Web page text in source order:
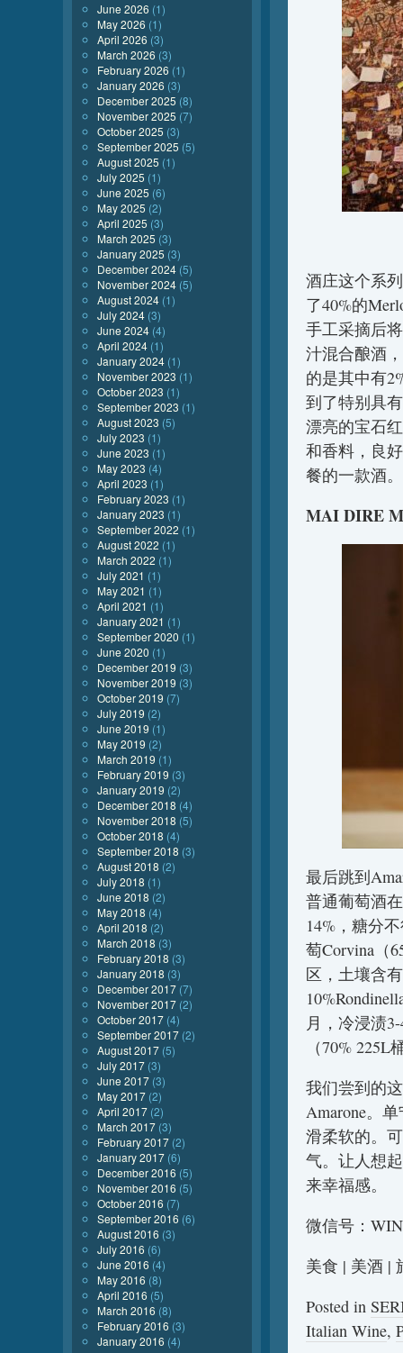
酒庄这个系
了40%的
手工采摘后
汁混合酿酒
的是其中有
到了特别具
漂亮的宝石
和香料，良
餐的一款酒。
MAI DIRE
最后跳到
普通葡萄酒
14%，糖分
萄Corvina（
区，土壤含
月，冷浸渍
（70%
我们尝到的
Amarone。
滑柔软的。
气。让人想
来幸福感。
微信号：
美食 | 美酒 |
Posted in
Italian Wine,
June 2026 (1)
May 2026 (1)
April 2026 (3)
March 2026 (3)
February 2026 (1)
January 2026 (3)
December 2025 (8)
November 2025 (7)
October 2025 (3)
September 2025 (5)
August 2025 (1)
July 2025 (1)
June 2025 (6)
May 2025 (2)
April 2025 (3)
March 2025 (3)
January 2025 (3)
December 2024 (5)
November 2024 (5)
August 2024 (1)
July 2024 (3)
June 2024 (4)
April 2024 (1)
January 2024 (1)
November 2023 (1)
October 2023 (1)
September 2023 (1)
August 2023 (5)
July 2023 (1)
June 2023 (1)
May 2023 (4)
April 2023 (1)
February 2023 (1)
January 2023 (1)
September 2022 (1)
August 2022 (1)
March 2022 (1)
July 2021 (1)
May 2021 (1)
April 2021 (1)
January 2021 (1)
September 2020 (1)
June 2020 (1)
December 2019 (3)
November 2019 (3)
October 2019 (7)
July 2019 (2)
June 2019 (1)
May 2019 (2)
March 2019 (1)
February 2019 (3)
January 2019 (2)
December 2018 (4)
November 2018 (5)
October 2018 (4)
September 2018 (3)
August 2018 (2)
July 2018 (1)
June 2018 (2)
May 2018 (4)
April 2018 (2)
March 2018 (3)
February 2018 (3)
January 2018 (3)
December 2017 (7)
November 2017 (2)
October 2017 (4)
September 2017 (2)
August 2017 (5)
July 2017 (3)
June 2017 (3)
May 2017 (2)
April 2017 (2)
March 2017 (3)
February 2017 (2)
January 2017 (6)
December 2016 (5)
November 2016 (5)
October 2016 (7)
September 2016 (6)
August 2016 (3)
July 2016 (6)
June 2016 (4)
May 2016 (8)
April 2016 (5)
March 2016 (8)
February 2016 (3)
January 2016 (4)